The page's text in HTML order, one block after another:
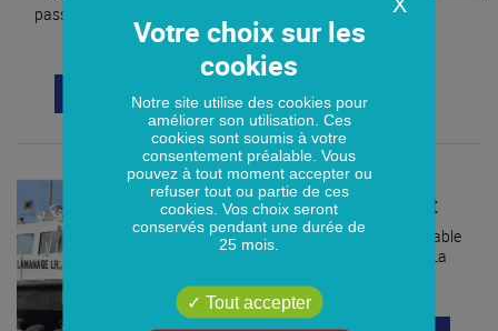
passions » du photographe et
marin Grégory Pol.
EN SAVOIR PLUS
Métiers du port
Rémy Blanchet, Responsable
opérations Lamanage La
Notre site utilise des cookies pour
améliorer son utilisation. Ces
cookies sont soumis à votre
consentement préalable. Vous
pouvez à tout moment accepter ou
refuser tout ou partie de ces
cookies. Vos choix seront
conservés pendant une durée de
25 mois.
Tout accepter